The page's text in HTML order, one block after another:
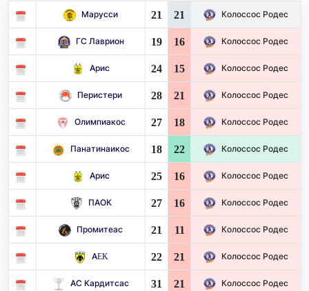
Марусси 21 21 Колоссос Родес
ГС Лаврион 19 16 Колоссос Родес
Арис 24 15 Колоссос Родес
Перистери 28 21 Колоссос Родес
Олимпиакос 27 18 Колоссос Родес
Панатинаикос 18 22 Колоссос Родес
Арис 25 16 Колоссос Родес
ПАОК 27 16 Колоссос Родес
Промитеас 21 11 Колоссос Родес
AEK 22 21 Колоссос Родес
АС Кардитсас 31 21 Колоссос Родес